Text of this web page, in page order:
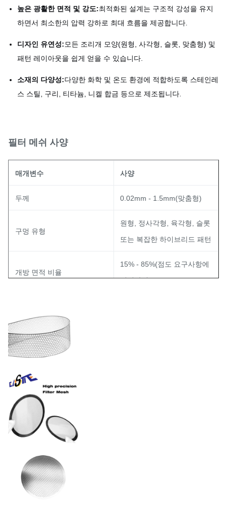
높은 광활한 면적 및 강도:최적화된 설계는 구조적 강성을 유지
하면서 최소한의 압력 강하로 최대 흐름을 제공합니다.
디자인 유연성:모든 조리개 모양(원형, 사각형, 슬롯, 맞춤형) 및
패턴 레이아웃을 쉽게 얻을 수 있습니다.
소재의 다양성:다양한 화학 및 온도 환경에 적합하도록 스테인레
스 스틸, 구리, 티타늄, 니켈 합금 등으로 제조됩니다.
필터 메쉬 사양
매개변수 사양
두께 0.02mm - 1.5mm(맞춤형)
구멍 유형
원형, 정사각형, 육각형, 슬롯
또는 복잡한 하이브리드 패턴
개방 면적 비율
15% - 85%(점도 요구사항에
최적화됨)
표면 마감
재료